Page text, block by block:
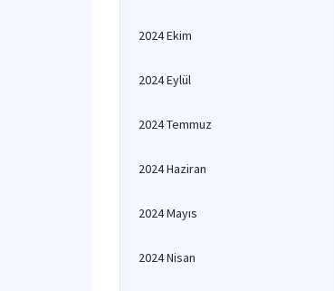
2024 Ekim
2024 Eylül
2024 Temmuz
2024 Haziran
2024 Mayıs
2024 Nisan